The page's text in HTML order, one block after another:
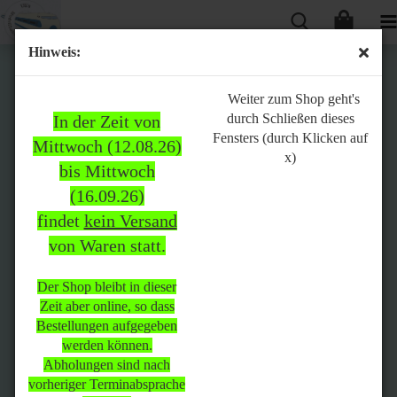
Hinweis:
In der Zeit von
Mittwoch (12.08.26)
bis Mittwoch
(16.09.26)
findet kein Versand
von Waren statt.
Der Shop bleibt in dieser
Zeit aber online, so dass
Bestellungen aufgegeben
werden können.
Abholungen sind nach
vorheriger Terminabsprache
Weiter zum Shop geht's
durch Schließen dieses
Fensters (durch Klicken auf
x)
Bitte
beachten:
In der Zeit von Mittwoch
(12.08.26) bis Mittwoch
(16.09.26)
statt.
Der Shop bleibt in dieser Zeit
aber online, so dass
Bestellungen aufgegeben
werden können.